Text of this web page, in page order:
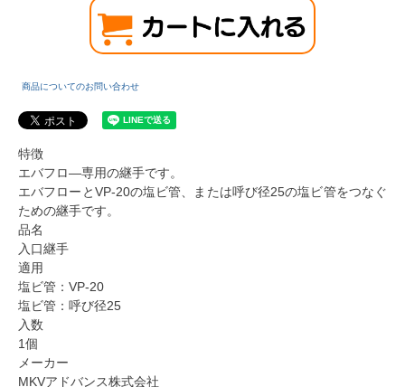
商品についてのお問い合わせ
特徴
エバフロ―専用の継手です。
エバフローとVP-20の塩ビ管、または呼び径25の塩ビ管をつなぐ
ための継手です。
品名
入口継手
適用
塩ビ管：VP-20
塩ビ管：呼び径25
入数
1個
メーカー
MKVアドバンス株式会社